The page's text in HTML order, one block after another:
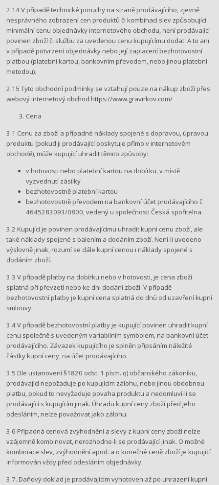
2.14 V případě technické poruchy na straně prodávajícího, zjevně
nesprávného zobrazení cen produktů či kombinací slev způsobující
minimální cenu objednávky internetového obchodu, není prodávající
povinen zboží či službu za uvedenou cenu kupujícímu dodat. A to ani
v případě potvrzení objednávky nebo její zaplacení bezhotovostní
platbou (platební kartou, bankovním převodem, nebo jinou platební
metodou).
2.15 Tyto obchodní podmínky se vztahují pouze na nákup zboží přes
webový internetový obchod https://www.gravirkov.com/
Cena
3.1 Cenu za zboží a případné náklady spojené s dopravou, úpravou
produktu (pokud ji prodávající poskytuje přímo v internetovém
obchodě), může kupující uhradit těmito způsoby:
v hotovosti nebo platební kartou na dobírku, v místě
vyzvednutí zásilky
bezhotovostně platební kartou
bezhotovostně převodem na bankovní účet prodávajícího č.
4645283093/0800​, vedený u společnosti Česká spořitelna.
3.2 Kupující je povinen prodávajícímu uhradit kupní cenu zboží, ale
také náklady spojené s balením a dodáním zboží. Není-li uvedeno
výslovně jinak, rozumí se dále kupní cenou i náklady spojené s
dodáním zboží.
3.3 V případě platby na dobírku nebo v hotovosti, je cena zboží
splatná při převzetí nebo ke dni dodání zboží. V případě
bezhotovostní platby je kupní cena splatná do dnů od uzavření kupní
smlouvy.
3.4 V případě bezhotovostní platby je kupující povinen uhradit kupní
cenu společně s uvedeným variabilním symbolem, na bankovní účet
prodávajícího. Závazek kupujícího je splněn připsáním náležité
částky kupní ceny, na účet prodávajícího.
3.5 Dle ustanovení §1820 odst. 1 písm. q) občanského zákoníku,
prodávající nepožaduje po kupujícím zálohu, nebo jinou obdobnou
platbu, pokud to nevyžaduje povaha produktu a nedomluví-li se
prodávající s kupujícím jinak. Úhradu kupní ceny zboží před jeho
odesláním, nelze považovat jako zálohu.
3.6 Případná cenová zvýhodnění a slevy z kupní ceny zboží nelze
vzájemně kombinovat, nerozhodne-li se prodávající jinak. O možné
kombinace slev, zvýhodnění apod. a o konečné ceně zboží je kupující
informován vždy před odesláním objednávky.
3.7. Daňový doklad je prodávajícím vyhotoven až po uhrazení kupní